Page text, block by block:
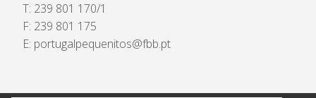
T: 239 801 170/1
F: 239 801 175
E: portugalpequenitos@fbb.pt